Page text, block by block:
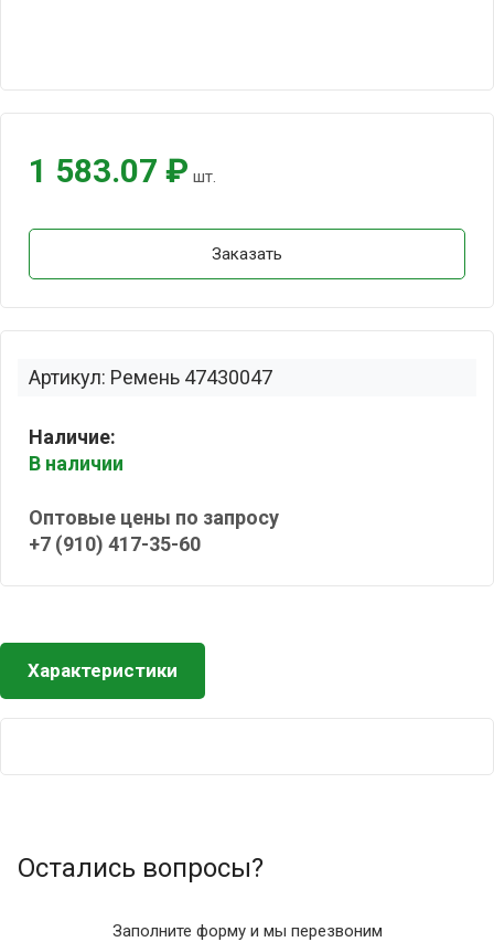
Артикул: Ремень 47430047
Наличие:
В наличии
Оптовые цены по запросу
+7 (910) 417-35-60
1 583.07 ₽ шт.
Заказать
Характеристики
Остались вопросы?
Заполните форму и мы перезвоним